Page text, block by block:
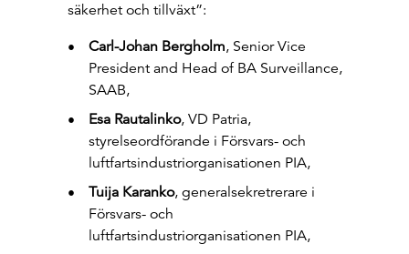
säkerhet och tillväxt”:
Carl-Johan Bergholm, Senior Vice
President and Head of BA Surveillance,
SAAB,
Esa Rautalinko, VD Patria,
styrelseordförande i Försvars- och
luftfartsindustriorganisationen PIA,
Tuija Karanko, generalsekretrerare i
Försvars- och
luftfartsindustriorganisationen PIA,